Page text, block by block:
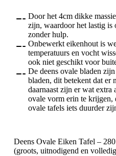
Door het 4cm dikke
zijn, waardoor het lastig is
zonder hulp.
Onbewerkt eikenhout is
temperatuurs en vocht
ook niet geschikt voor
De deens ovale bladen
bladen, dit betekent dat er
daarnaast zijn er wat extra
ovale vorm erin te krijgen,
ovale tafels iets duurder
Deens Ovale Eiken Tafel –
(groots, uitnodigend en